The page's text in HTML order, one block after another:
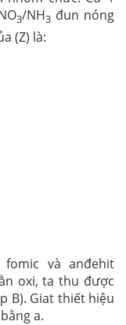
3/NH3 đun nóng
(Z) là:
và anđehit
oxi, ta thu được
B). Giat thiết hiệu
a.